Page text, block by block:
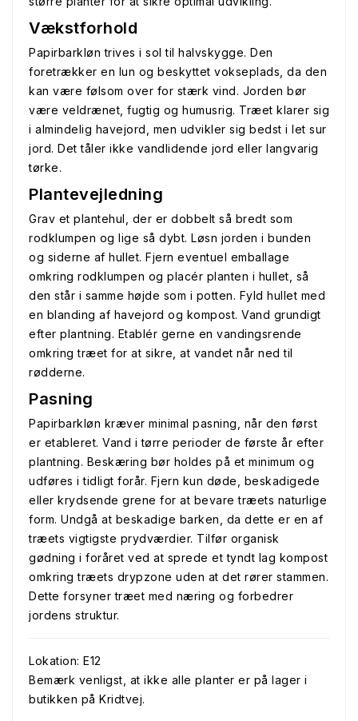
Vækstforhold
Papirbarkløn trives i sol til halvskygge. Den
foretrækker en lun og beskyttet vokseplads, da den
kan være følsom over for stærk vind. Jorden bør
være veldrænet, fugtig og humusrig. Træet klarer sig
i almindelig havejord, men udvikler sig bedst i let sur
jord. Det tåler ikke vandlidende jord eller langvarig
tørke.
Plantevejledning
Grav et plantehul, der er dobbelt så bredt som
rodklumpen og lige så dybt. Løsn jorden i bunden
og siderne af hullet. Fjern eventuel emballage
omkring rodklumpen og placér planten i hullet, så
den står i samme højde som i potten. Fyld hullet med
en blanding af havejord og kompost. Vand grundigt
efter plantning. Etablér gerne en vandingsrende
omkring træet for at sikre, at vandet når ned til
rødderne.
Pasning
Papirbarkløn kræver minimal pasning, når den først
er etableret. Vand i tørre perioder de første år efter
plantning. Beskæring bør holdes på et minimum og
udføres i tidligt forår. Fjern kun døde, beskadigede
eller krydsende grene for at bevare træets naturlige
form. Undgå at beskadige barken, da dette er en af
træets vigtigste prydværdier. Tilfør organisk
gødning i foråret ved at sprede et tyndt lag kompost
omkring træets drypzone uden at det rører stammen.
Dette forsyner træet med næring og forbedrer
jordens struktur.
Lokation: E12
Bemærk venligst, at ikke alle planter er på lager i
butikken på Kridtvej.